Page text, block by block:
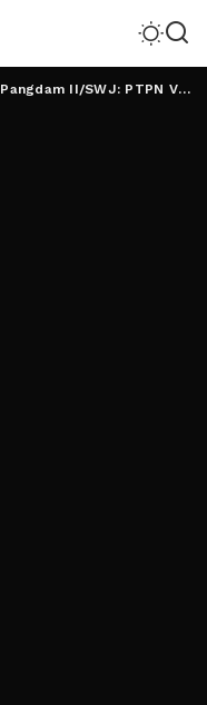
Pangdam II/SWJ: PTPN VII Pilar Stabilitas Nasional